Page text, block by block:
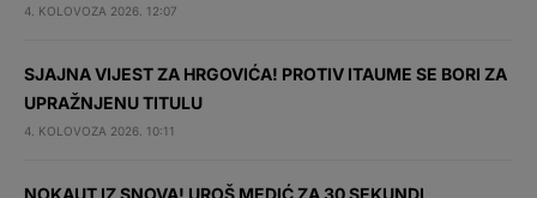
4. KOLOVOZA 2026. 12:07
SJAJNA VIJEST ZA HRGOVIĆA! PROTIV ITAUME SE BORI ZA
UPRAŽNJENU TITULU
4. KOLOVOZA 2026. 10:11
NOKAUT IZ SNOVA! UROŠ MEDIĆ ZA 30 SEKUNDI